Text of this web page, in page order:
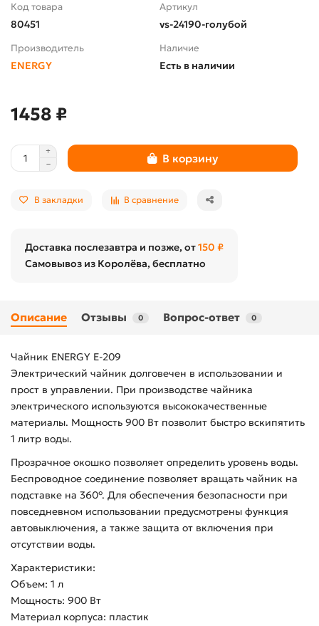
Код товара
80451
Артикул
vs-24190-голубой
Производитель
ENERGY
Наличие
Есть в наличии
1458 ₽
В корзину
В закладки В сравнение
Доставка послезавтра и позже, от150 ₽
Самовывоз из Королёва, бесплатно
Описание Отзывы 0 Вопрос-ответ 0
Чайник ENERGY Е-209
Электрический чайник долговечен в использовании и
прост в управлении. При производстве чайника
электрического используются высококачественные
материалы. Мощность 900 Вт позволит быстро вскипятить
1 литр воды.
Прозрачное окошко позволяет определить уровень воды.
Беспроводное соединение позволяет вращать чайник на
подставке на 360°. Для обеспечения безопасности при
повседневном использовании предусмотрены функция
автовыключения, а также защита от включения при
отсутствии воды.
Характеристики:
Объем: 1 л
Мощность: 900 Вт
Материал корпуса: пластик